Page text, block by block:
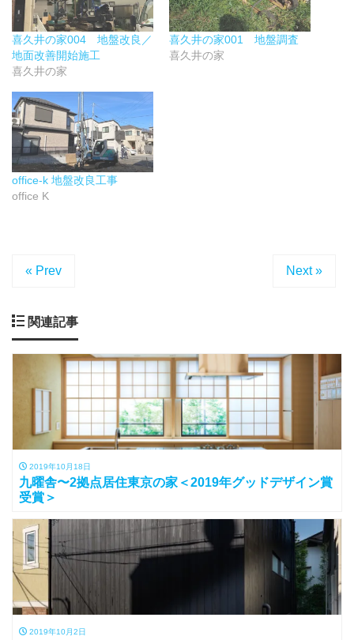
喜久井の家004 地盤改良／
地面改善開始施工
喜久井の家
喜久井の家001 地盤調査
喜久井の家
office-k 地盤改良工事
office K
« Prev Next »
関連記事
2019年10月18日
九曜舎〜2拠点居住東京の家＜2019年グッドデザイン賞
受賞＞
2019年10月2日